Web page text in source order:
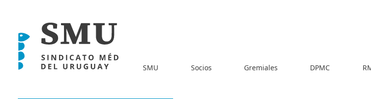
SMU Socios Gremiales DPMC